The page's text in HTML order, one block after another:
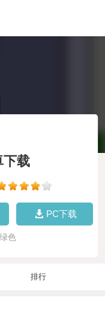
下载
PC下载
色
排行